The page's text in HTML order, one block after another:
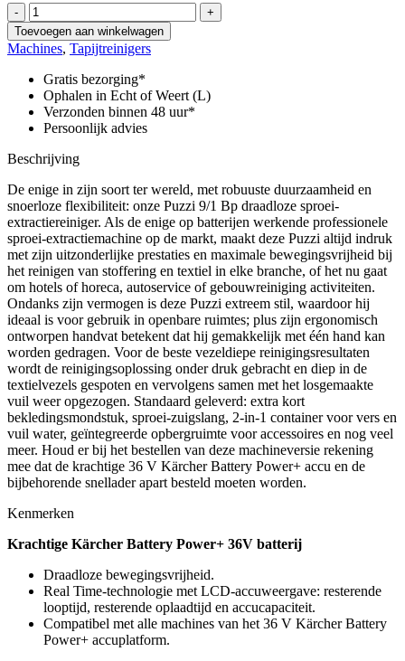
-
Puzzi
9/1
Bp
*Int
aantal
+
Toevoegen aan winkelwagen
Machines, Tapijtreinigers
Gratis bezorging*
Ophalen in Echt of Weert (L)
Verzonden binnen 48 uur*
Persoonlijk advies
Beschrijving
De enige in zijn soort ter wereld, met robuuste duurzaamheid en
snoerloze flexibiliteit: onze Puzzi 9/1 Bp draadloze sproei-
extractiereiniger. Als de enige op batterijen werkende professionele
sproei-extractiemachine op de markt, maakt deze Puzzi altijd indruk
met zijn uitzonderlijke prestaties en maximale bewegingsvrijheid bij
het reinigen van stoffering en textiel in elke branche, of het nu gaat
om hotels of horeca, autoservice of gebouwreiniging activiteiten.
Ondanks zijn vermogen is deze Puzzi extreem stil, waardoor hij
ideaal is voor gebruik in openbare ruimtes; plus zijn ergonomisch
ontworpen handvat betekent dat hij gemakkelijk met één hand kan
worden gedragen. Voor de beste vezeldiepe reinigingsresultaten
wordt de reinigingsoplossing onder druk gebracht en diep in de
textielvezels gespoten en vervolgens samen met het losgemaakte
vuil weer opgezogen. Standaard geleverd: extra kort
bekledingsmondstuk, sproei-zuigslang, 2-in-1 container voor vers en
vuil water, geïntegreerde opbergruimte voor accessoires en nog veel
meer. Houd er bij het bestellen van deze machineversie rekening
mee dat de krachtige 36 V Kärcher Battery Power+ accu en de
bijbehorende snellader apart besteld moeten worden.
Kenmerken
Krachtige Kärcher Battery Power+ 36V batterij
Draadloze bewegingsvrijheid.
Real Time-technologie met LCD-accuweergave: resterende
looptijd, resterende oplaadtijd en accucapaciteit.
Compatibel met alle machines van het 36 V Kärcher Battery
Power+ accuplatform.